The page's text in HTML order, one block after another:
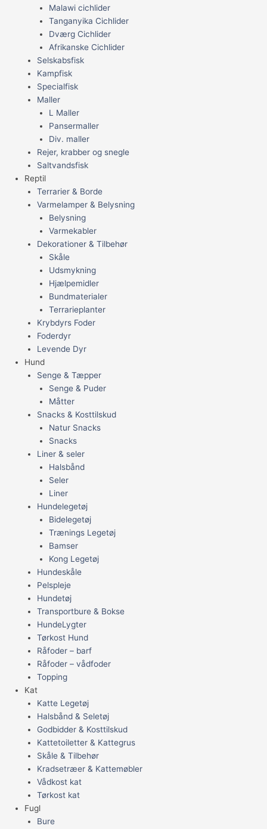
Malawi cichlider
Tanganyika Cichlider
Dværg Cichlider
Afrikanske Cichlider
Selskabsfisk
Kampfisk
Specialfisk
Maller
L Maller
Pansermaller
Div. maller
Rejer, krabber og snegle
Saltvandsfisk
Reptil
Terrarier & Borde
Varmelamper & Belysning
Belysning
Varmekabler
Dekorationer & Tilbehør
Skåle
Udsmykning
Hjælpemidler
Bundmaterialer
Terrarieplanter
Krybdyrs Foder
Foderdyr
Levende Dyr
Hund
Senge & Tæpper
Senge & Puder
Måtter
Snacks & Kosttilskud
Natur Snacks
Snacks
Liner & seler
Halsbånd
Seler
Liner
Hundelegetøj
Bidelegetøj
Trænings Legetøj
Bamser
Kong Legetøj
Hundeskåle
Pelspleje
Hundetøj
Transportbure & Bokse
HundeLygter
Tørkost Hund
Råfoder – barf
Råfoder – vådfoder
Topping
Kat
Katte Legetøj
Halsbånd & Seletøj
Godbidder & Kosttilskud
Kattetoiletter & Kattegrus
Skåle & Tilbehør
Kradsetræer & Kattemøbler
Vådkost kat
Tørkost kat
Fugl
Bure